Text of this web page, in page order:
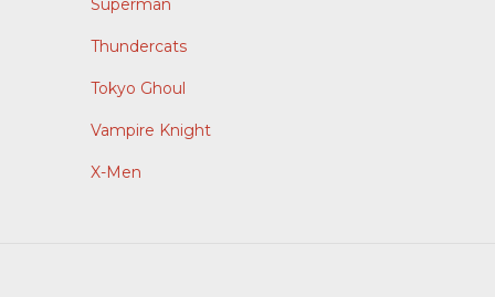
Thundercats
Tokyo Ghoul
Vampire Knight
X-Men